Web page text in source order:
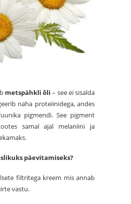
metspähkli õli– see ei sisalda
naha proteiinidega, andes
pigmendi. See pigment
samal ajal melaniini ja
päevitamiseks?
filtritega kreem mis annab
vastu.